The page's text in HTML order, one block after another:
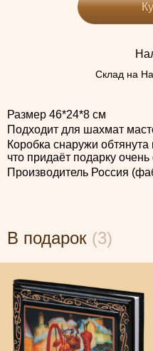
Склад на
Размер 46*24*8 см
Подходит для шахмат
Коробка снаружи
что придаёт подарку
Производитель Россия
В подарок (3)